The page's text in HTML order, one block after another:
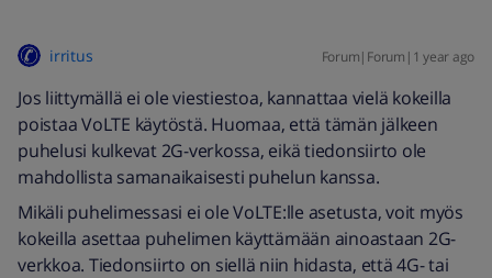
irritus Forum|Forum|1 year ago
Jos liittymällä ei ole viestiestoa, kannattaa vielä kokeilla
poistaa VoLTE käytöstä. Huomaa, että tämän jälkeen
puhelusi kulkevat 2G-verkossa, eikä tiedonsiirto ole
mahdollista samanaikaisesti puhelun kanssa.
Mikäli puhelimessasi ei ole VoLTE:lle asetusta, voit myös
kokeilla asettaa puhelimen käyttämään ainoastaan 2G-
verkkoa. Tiedonsiirto on siellä niin hidasta, että 4G- tai